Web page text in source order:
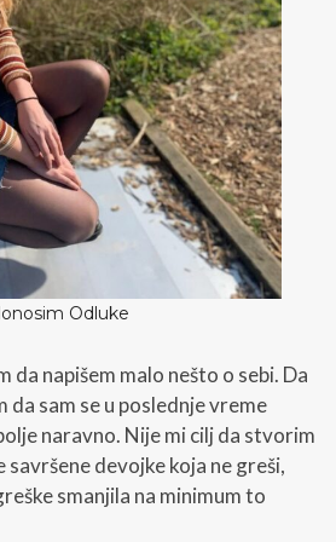
Odluke
da napišem malo nešto o sebi. Da
da sam se u poslednje vreme
naravno. Nije mi cilj da stvorim
savršene devojke koja ne greši,
smanjila na minimum to